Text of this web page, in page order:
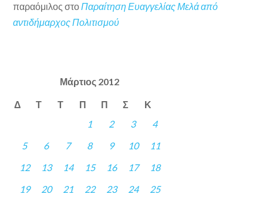
παραόμιλος στοΠαραίτηση Ευαγγελίας Μελά από
αντιδήμαρχος Πολιτισμού
Μάρτιος 2012
Δ Τ Τ Π Π Σ Κ
1 2 3
4
5
6 7 8 9 10
11
12
13 14 15 16 17
18
19
20 21 22 23 24
25